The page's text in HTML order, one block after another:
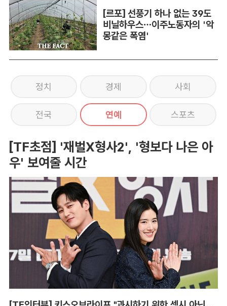
[르포] 선풍기 하나 없는 39도
비닐하우스…이주노동자의 '악
몽같은 폭염'
정치 경제 사회
전국 연예 스포츠
[TF초점] '재벌X형사2', '형보다 나은 아
우' 보여줄 시간